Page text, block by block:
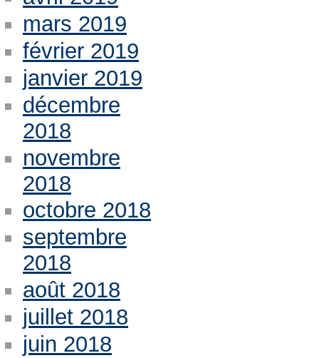
mars 2019
février 2019
janvier 2019
décembre
2018
novembre
2018
octobre 2018
septembre
2018
août 2018
juillet 2018
juin 2018